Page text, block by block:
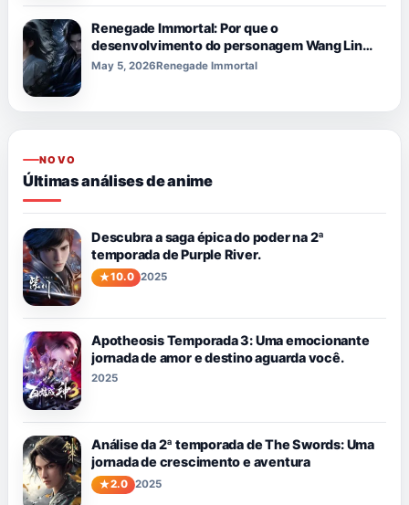
Renegade Immortal: Por que o
desenvolvimento do personagem Wang Lin
parece tão impactante
May 5, 2026Renegade Immortal
NOVO
Últimas análises de anime
Descubra a saga épica do poder na 2ª
temporada de Purple River.
10.0 2025
Apotheosis Temporada 3: Uma emocionante
jornada de amor e destino aguarda você.
2025
Análise da 2ª temporada de The Swords: Uma
jornada de crescimento e aventura
2.0 2025